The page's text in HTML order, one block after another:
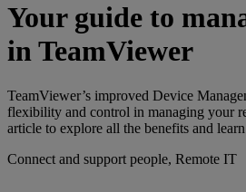
Your guide to
in TeamViewer
TeamViewer’s improved Device
flexibility and control in managing your
article to explore all the benefits and
Connect and support people, Remote IT